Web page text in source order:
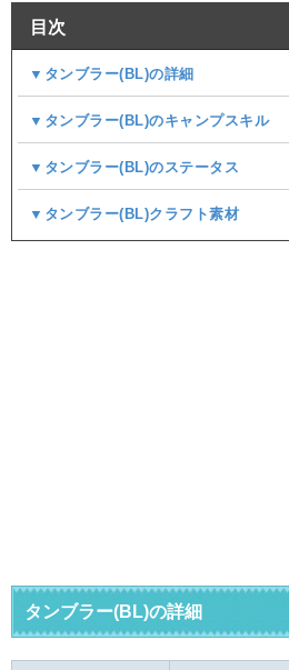
目次
▼タンブラー(BL)の詳細
▼タンブラー(BL)のキャンプスキル
▼タンブラー(BL)のステータス
▼タンブラー(BL)クラフト素材
タンブラー(BL)の詳細